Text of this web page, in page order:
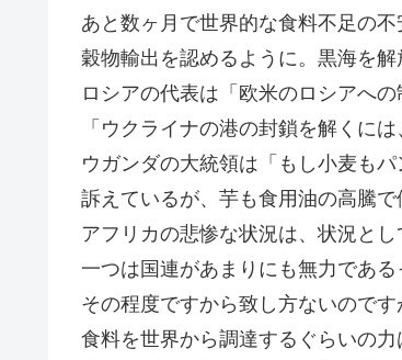
あと数ヶ月で世界的な食料不足の
穀物輸出を認めるように。黒海を解
ロシアの代表は「欧米のロシアへ
「ウクライナの港の封鎖を解くに
ウガンダの大統領は「もし小麦も
訴えているが、芋も食用油の高騰で
アフリカの悲惨な状況は、状況と
一つは国連があまりにも無力であ
その程度ですから致し方ないので
食料を世界から調達するぐらいの力